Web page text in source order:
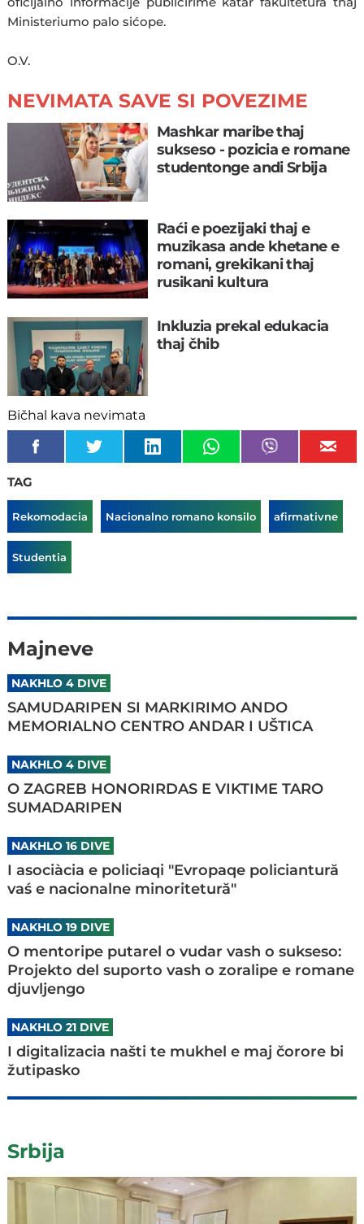
Ministeriumo palo sićope.
O.V.
NEVIMATA SAVE SI POVEZIME
Mashkar maribe thaj
sukseso - pozicia e romane
studentonge andi Srbija
Raći e poezijaki thaj e
muzikasa ande khetane e
romani, grekikani thaj
rusikani kultura
Inkluzia prekal edukacia
thaj čhib
Bičhal kava nevimata
TAG
Rekomodacia Nacionalno romano konsilo afirmativne
Studentia
Majneve
NAKHLO 4 DIVE
SAMUDARIPEN SI MARKIRIMO ANDO
MEMORIALNO CENTRO ANDAR I UŠTICA
NAKHLO 4 DIVE
O ZAGREB HONORIRDAS E VIKTIME TARO
SUMADARIPEN
NAKHLO 16 DIVE
I asociàcia e policiaqi "Evropaqe policiantură
vaś e nacionalne minoritetură"
NAKHLO 19 DIVE
O mentoripe putarel o vudar vash o sukseso:
Projekto del suporto vash o zoralipe e romane
djuvljengo
NAKHLO 21 DIVE
I digitalizacia našti te mukhel e maj čorore bi
žutipasko
Srbija